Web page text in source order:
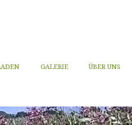
GALERIE ÜBER UNS